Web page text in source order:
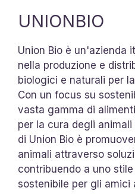
UNIONBIO
Union Bio è un'azienda
nella produzione e
biologici e naturali per
Con un focus su
vasta gamma di
per la cura degli
di Union Bio è
animali attraverso
contribuendo a uno
sostenibile per gli amici